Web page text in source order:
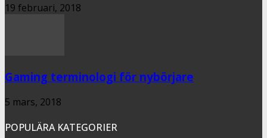
19 februari, 2018
Gaming terminologi för nybörjare
5 mars, 2018
POPULÄRA KATEGORIER